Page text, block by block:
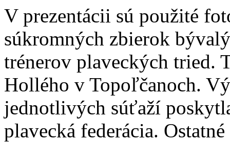
V prezentácii sú použité
súkromných zbierok
trénerov plaveckých tried.
Hollého v Topoľčanoch.
jednotlivých súťaží
plavecká federácia.